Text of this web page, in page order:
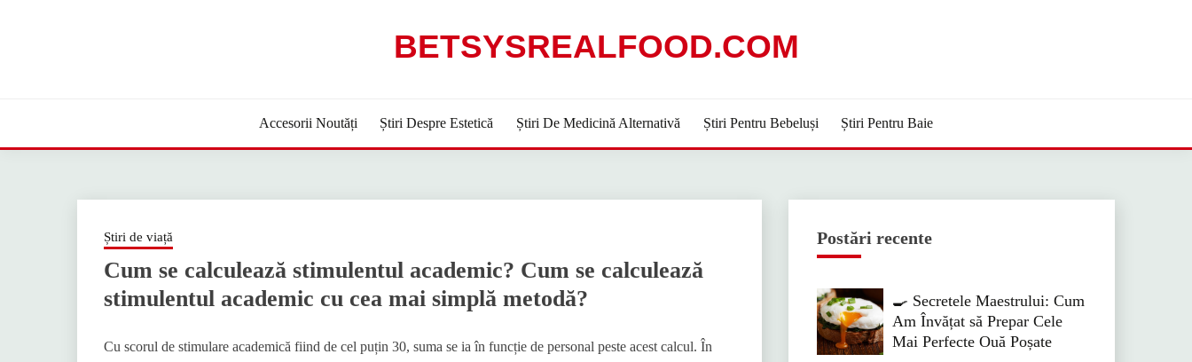
BETSYSREALFOOD.COM
Accesorii Noutăți Știri Despre Estetică Știri De Medicină Alternativă Știri Pentru Bebeluși Știri Pentru Baie
Știri de viață
Cum se calculează stimulentul academic? Cum se calculează
stimulentul academic cu cea mai simplă metodă?
Cu scorul de stimulare academică fiind de cel puțin 30, suma se ia în funcție de personal peste acest calcul. În
Postări recente
🍳 Secretele Maestrului: Cum
Am Învățat să Prepar Cele
Mai Perfecte Ouă Poșate